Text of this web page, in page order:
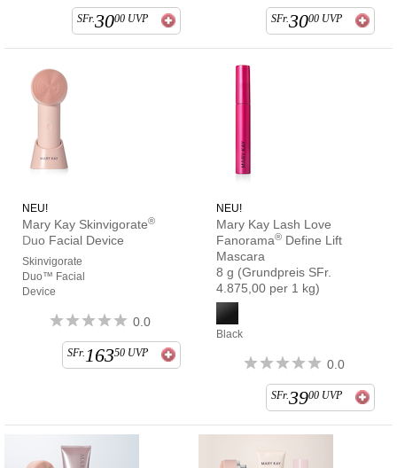
SFr.3000 UVP SFr.3000 UVP
NEU!
Mary Kay Skinvigorate®
Duo Facial Device
Skinvigorate
Duo™ Facial
Device
0.0
SFr. 16350 UVP
NEU!
Mary Kay Lash Love
Fanorama® Define Lift
Mascara
8 g (Grundpreis SFr.
4.875,00 per 1 kg)
Black
0.0
SFr.3900 UVP